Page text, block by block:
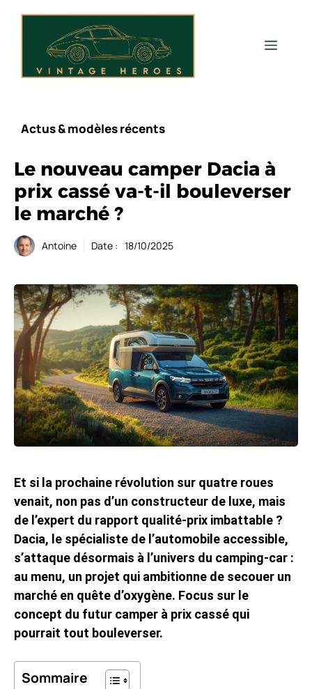
Menu
Actus & modèles récents
Le nouveau camper Dacia à
prix cassé va-t-il bouleverser
le marché ?
Antoine Date : 18/10/2025
Et si la prochaine révolution sur quatre roues
venait, non pas d’un constructeur de luxe, mais
de l’expert du rapport qualité-prix imbattable ?
Dacia, le spécialiste de l’automobile accessible,
s’attaque désormais à l’univers du camping-car :
au menu, un projet qui ambitionne de secouer un
marché en quête d’oxygène. Focus sur le
concept du futur camper à prix cassé qui
pourrait tout bouleverser.
Sommaire